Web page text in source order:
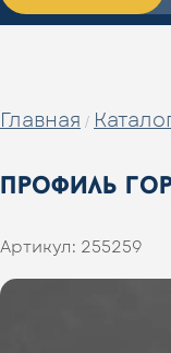
Главная /
профиль
Артикул: 255259